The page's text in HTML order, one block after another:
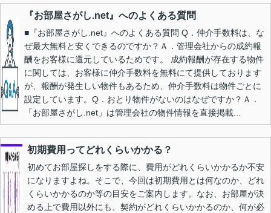
『お部屋さがし.net』へのよくある質問
■『お部屋さがし.net』へのよくある質問 Q．仲介手数料は、な
ぜ最大無料と安くできるのですか？Ａ．管理会社からの成約報
酬をお客様に還元しているためです。 成約報酬が存在する物件
に関しては、お客様に仲介手数料を無料にて提供しております
が、報酬が発生しい物件もあるため、仲介手数料は物件ごとに
設定しています。Q．おとり物件がないのはなぜですか？Ａ．
「お部屋さがし.net」は管理会社の物件情報を直接掲載...
初期費用ってどれくらいかかる？
初めてお部屋探しをする際に、費用がどれくらいかかるか不安
になりますよね。そこで、今回は初期費用とは何なのか、どれ
くらいかかるのか等の目安をご案内します。なお、お部屋が決
める上で費用以外にも、契約がどれくらいかかるのか、何が必